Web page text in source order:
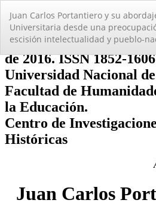
los
detalles
del
artículo
Juan Carlos Portantiero y su
Universitaria desde una
escisión intelectualidad y pueblo-